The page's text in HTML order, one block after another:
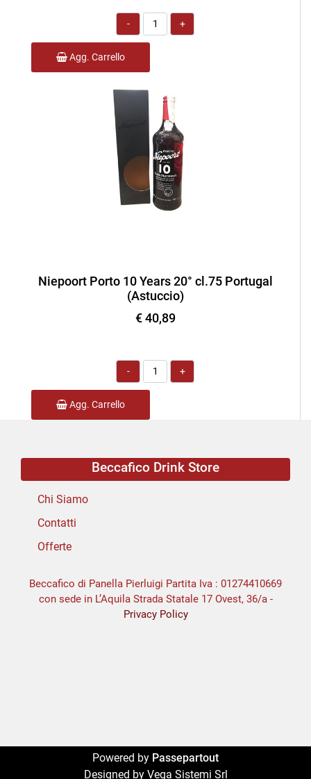
Quantità
Agg. Carrello
Niepoort Porto 10 Years 20° cl.75 Portugal
(Astuccio)
€ 40,89
Quantità
Agg. Carrello
Beccafico Drink Store
Chi Siamo
Contatti
Offerte
Beccafico di Panella Pierluigi Partita Iva : 01274410669
con sede in L’Aquila Strada Statale 17 Ovest, 36/a -
Privacy Policy
Powered by Passepartout
Designed by Vega Sistemi Srl